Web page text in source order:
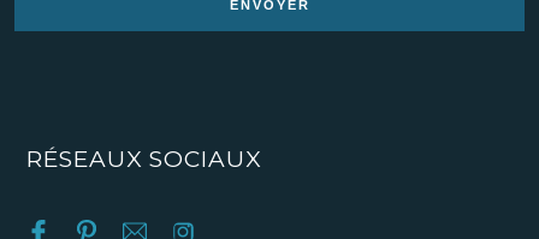
RÉSEAUX SOCIAUX